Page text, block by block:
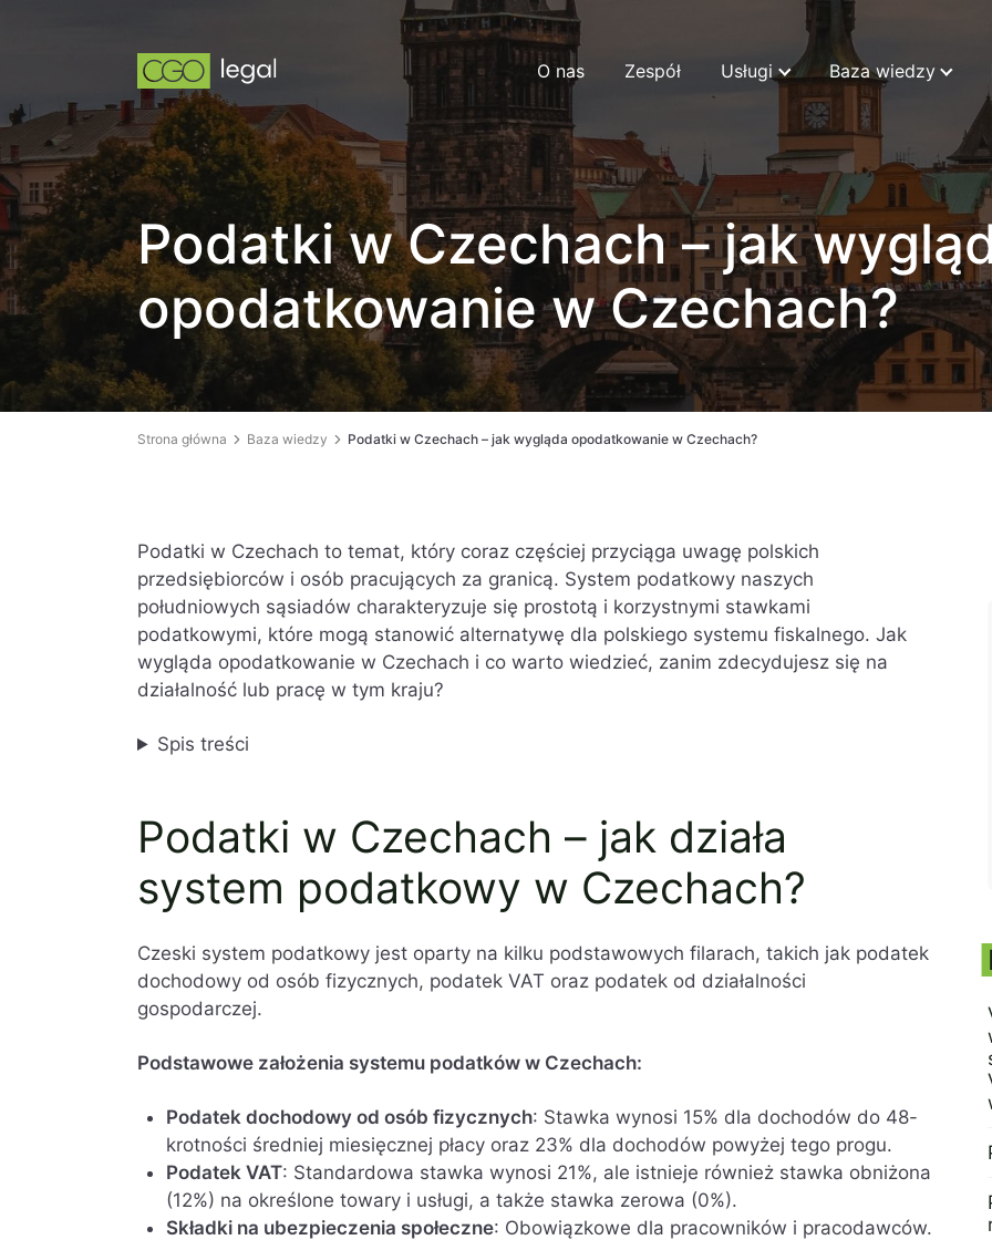
O nas Zespół Usługi Baza wiedzy
Podatki w Czechach – jak
opodatkowanie w Czechach?
Strona główna Baza wiedzy Podatki w Czechach – jak wygląda opodatkowanie w Czechach?
Podatki w Czechach to temat, który coraz częściej przyciąga uwagę polskich
przedsiębiorców i osób pracujących za granicą. System podatkowy naszych
południowych sąsiadów charakteryzuje się prostotą i korzystnymi stawkami
podatkowymi, które mogą stanowić alternatywę dla polskiego systemu fiskalnego. Jak
wygląda opodatkowanie w Czechach i co warto wiedzieć, zanim zdecydujesz się na
działalność lub pracę w tym kraju?
Spis treści
Podatki w Czechach – jak działa
system podatkowy w Czechach?
Czeski system podatkowy jest oparty na kilku podstawowych filarach, takich jak podatek
dochodowy od osób fizycznych, podatek VAT oraz podatek od działalności
gospodarczej.
Podstawowe założenia systemu podatków w Czechach:
Podatek dochodowy od osób fizycznych: Stawka wynosi 15% dla dochodów do 48-
krotności średniej miesięcznej płacy oraz 23% dla dochodów powyżej tego progu.
Podatek VAT: Standardowa stawka wynosi 21%, ale istnieje również stawka obniżona
(12%) na określone towary i usługi, a także stawka zerowa (0%).
Składki na ubezpieczenia społeczne: Obowiązkowe dla pracowników i pracodawców.